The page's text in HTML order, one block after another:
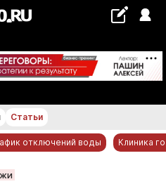
°С
Статьи
отключений воды Клиника